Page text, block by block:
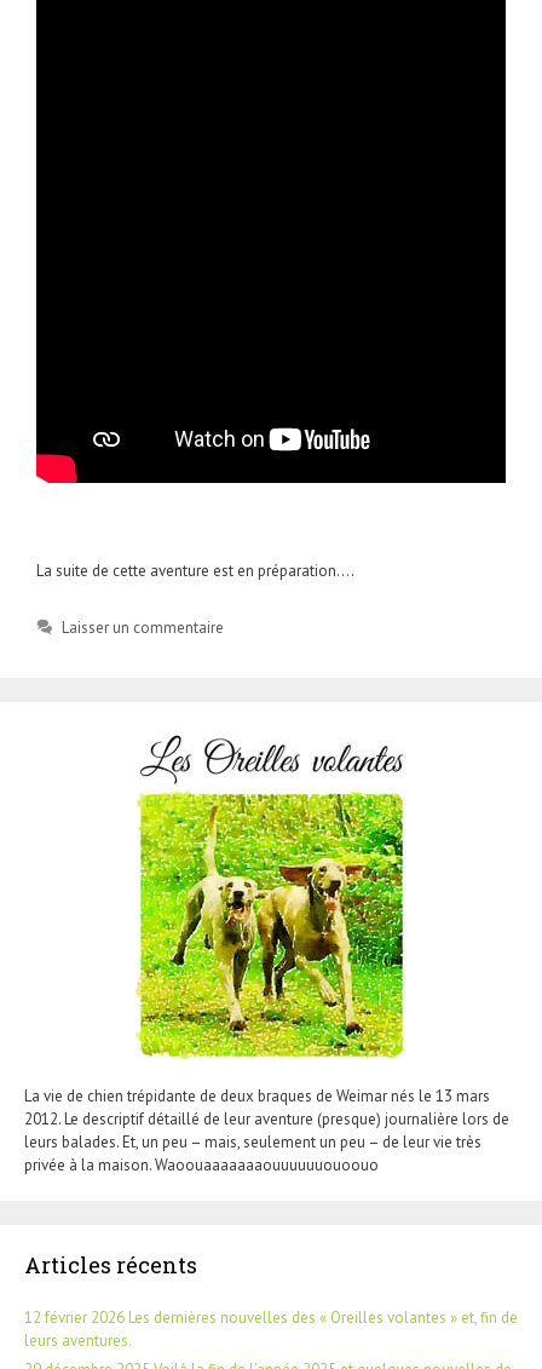
La suite de cette aventure est en préparation….
Laisser un commentaire
La vie de chien trépidante de deux braques de Weimar nés le 13 mars
2012. Le descriptif détaillé de leur aventure (presque) journalière lors de
leurs balades. Et, un peu – mais, seulement un peu – de leur vie très
privée à la maison. Waoouaaaaaaaouuuuuuouoouo
Articles récents
12 février 2026 Les dernières nouvelles des « Oreilles volantes » et, fin de
leurs aventures.